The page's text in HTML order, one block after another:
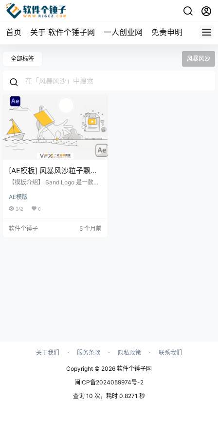
首页 关于 软件个锤子网 一人创业网 免责申明
全部标签 风暴风沙
[AE模板] 风暴风沙粒子飘散
LOGO标志展示动画 Sand
【模板介绍】 Sand Logo 是一款以
GO标志展示动画AE模板。它通过动
态的沙粒消散与汇聚，为您的品牌
核心效果为风暴风沙粒子飘散与汇
AE模版
242 0
软件个锤子 5 个月前
关于我们 · 服务条款 · 隐私政策 · 联系我们
Copyright © 2026 软件个锤子网
闽ICP备2024059974号-2
查询 10 次，耗时 0.8271 秒